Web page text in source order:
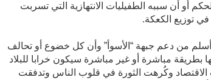
أو أن سببه الطفيليات الانتهازية التي تسربت
توزيع الكعكة.
من دعم جبهة “الأسوأ” وأن كل خضوع أو تحالف
بطريقة مباشرة أو غير مباشرة سيكون خرابا للبلاد
وكُرهت الثورة في قلوب الناس وتدفقت